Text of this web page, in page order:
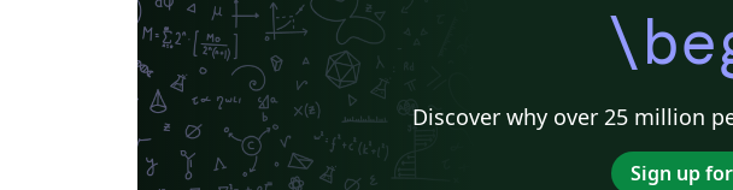
Discover why over 25 million
Sign up